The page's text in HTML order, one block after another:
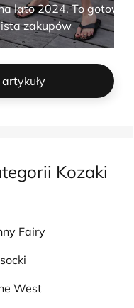
lato 2024. To gotowa
zakupów
Kozaki
Fairy
West